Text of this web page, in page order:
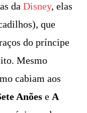
da Disney, elas
que
do príncipe
Mesmo
cabiam aos
Anões e A